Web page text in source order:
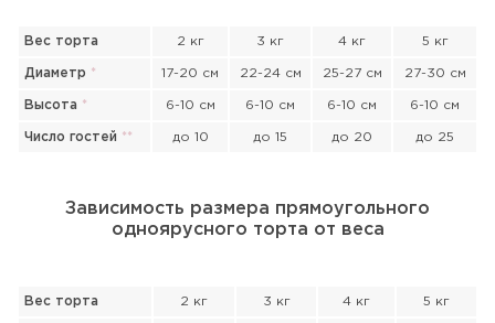
Вес торта 2 кг 3 кг 4 кг 5 кг
Диаметр * 17-20 см 22-24 см 25-27 см 27-30 см
Высота * 6-10 см 6-10 см 6-10 см 6-10 см
Число гостей ** до 10 до 15 до 20 до 25
Зависимость размера прямоугольного
одноярусного торта от веса
Вес торта 2 кг 3 кг 4 кг 5 кг